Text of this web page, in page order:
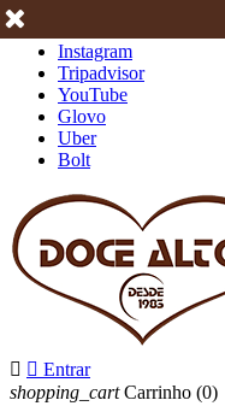
Instagram
Tripadvisor
YouTube
Glovo
Uber
Bolt
  Entrar
shopping_cart Carrinho (0)